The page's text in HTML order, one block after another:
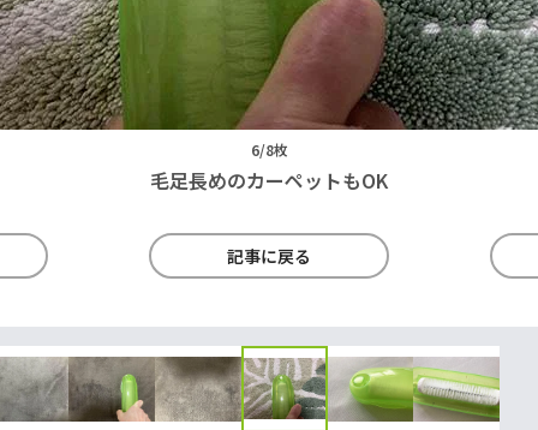
6/8枚
毛足長めのカーペットもOK
記事に戻る